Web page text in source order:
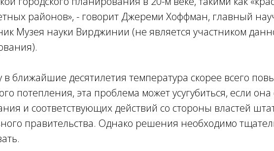
районов», - говорит Джереми Хоффман, главный
Музея науки Вирджинии (не является участником
в ближайшие десятилетия температура скорее всего
потепления, эта проблема может усугубиться, если она
и соответствующих действий со стороны властей
правительства. Однако решения необходимо